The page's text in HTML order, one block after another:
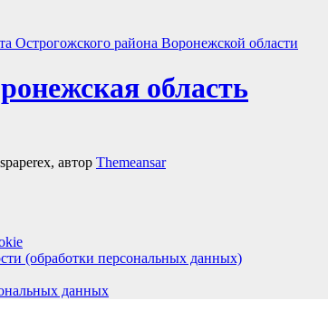
область
автор Themeansar
(обработки персональных данных)
данных